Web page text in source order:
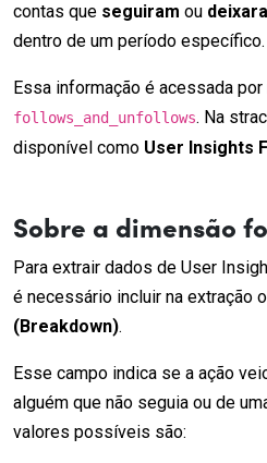
contas que seguiram ou
dentro de um período específico.
Essa informação é acessada
follows_and_unfollows. Na
disponível como User Insights
Sobre a dimensão
Para extrair dados de User
é necessário incluir na extração
(Breakdown).
Esse campo indica se a ação
alguém que não seguia ou de
valores possíveis são: